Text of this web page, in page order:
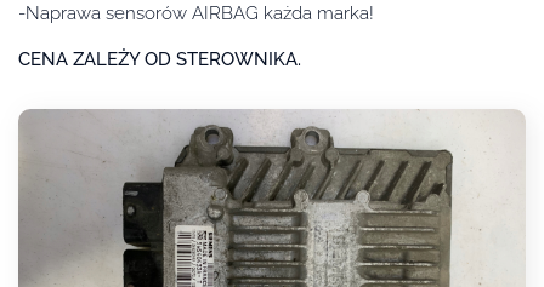
-Naprawa sensorów AIRBAG każda marka!
CENA ZALEŻY OD STEROWNIKA.